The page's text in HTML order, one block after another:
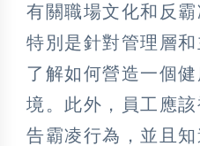
有關職場文化和反
特別是針對管理層
了解如何營造一個
境。此外，員工應
告霸凌行為，並且